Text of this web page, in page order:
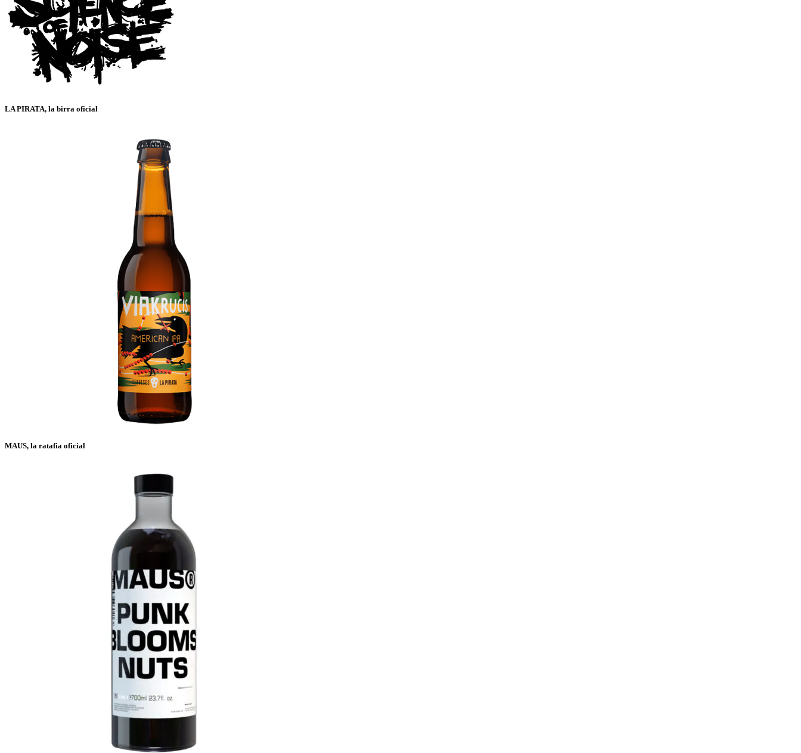
LA PIRATA, la birra oficial
MAUS, la ratafia oficial